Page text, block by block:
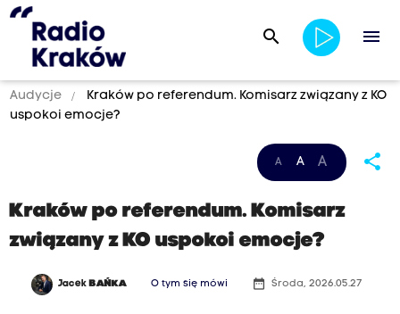
search menu
Audycje
Kraków po referendum. Komisarz związany z KO
uspokoi emocje?
A A A share
Kraków po referendum. Komisarz
związany z KO uspokoi emocje?
Jacek BAŃKA O tym się mówi date_range Środa, 2026.05.27